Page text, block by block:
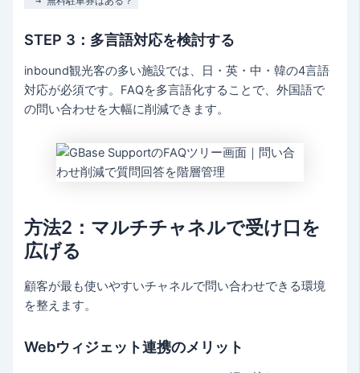
STEP 3：多言語対応を検討する
inbound観光客の多い施設では、日・英・中・韓の4言語
対応が必須です。FAQを多言語化することで、外国語で
の問い合わせを大幅に削減できます。
方法2：マルチチャネルで受け口を
広げる
顧客が最も使いやすいチャネルで問い合わせできる環境
を整えます。
Webウィジェット連携のメリット